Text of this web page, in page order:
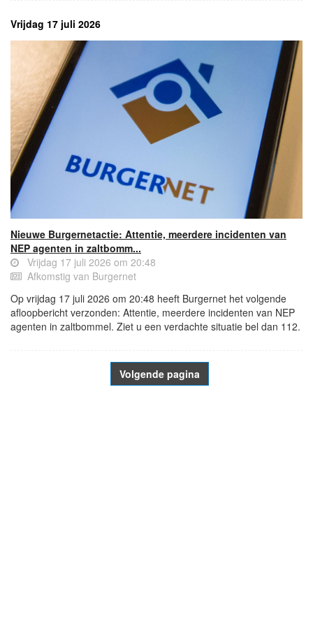
Vrijdag 17 juli 2026
Nieuwe Burgernetactie: Attentie, meerdere incidenten van
NEP agenten in zaltbomm...
Vrijdag 17 juli 2026 om 20:48
Afkomstig van Burgernet
Op vrijdag 17 juli 2026 om 20:48 heeft Burgernet het volgende
afloopbericht verzonden: Attentie, meerdere incidenten van NEP
agenten in zaltbommel. Ziet u een verdachte situatie bel dan 112.
Volgende pagina